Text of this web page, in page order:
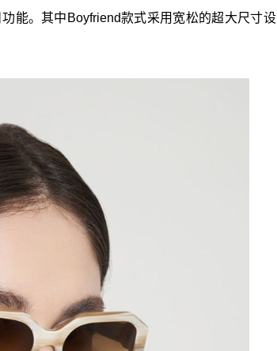
能。其中Boyfriend款式采用宽松的超大尺寸设